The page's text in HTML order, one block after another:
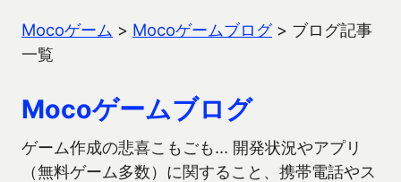
Mocoゲーム > Mocoゲームブログ> ブログ記事
一覧
Mocoゲームブログ
ゲーム作成の悲喜こもごも… 開発状況やアプリ
（無料ゲーム多数）に関すること、携帯電話やス